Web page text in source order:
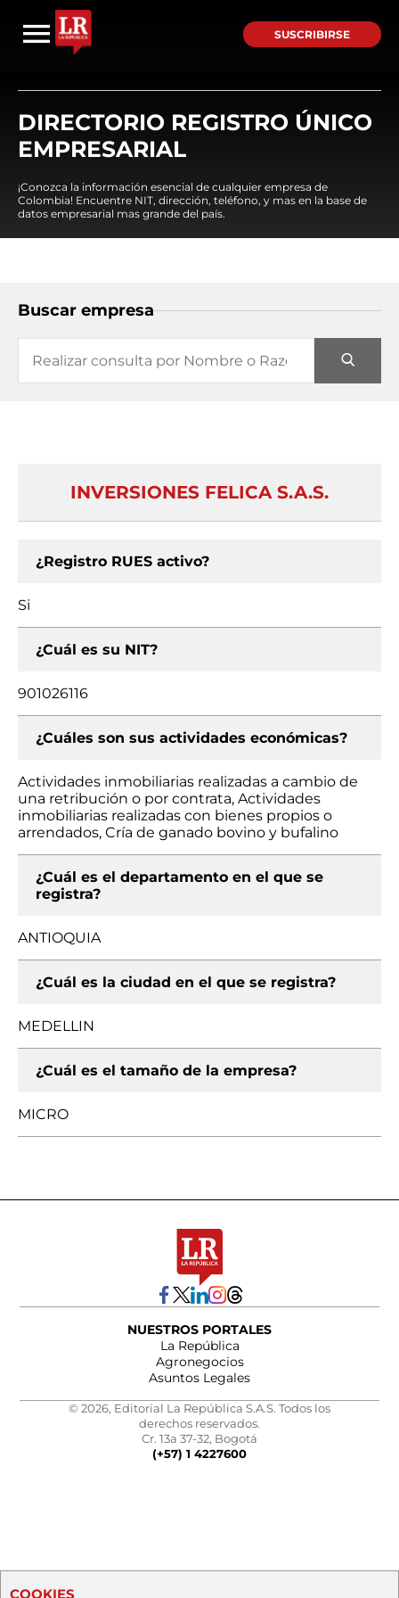
SUSCRIBIRSE
DIRECTORIO REGISTRO ÚNICO
EMPRESARIAL
¡Conozca la información esencial de cualquier empresa de
Colombia! Encuentre NIT, dirección, teléfono, y mas en la base de
datos empresarial mas grande del país.
Buscar empresa
INVERSIONES FELICA S.A.S.
¿Registro RUES activo?
Si
¿Cuál es su NIT?
901026116
¿Cuáles son sus actividades económicas?
Actividades inmobiliarias realizadas a cambio de
una retribución o por contrata, Actividades
inmobiliarias realizadas con bienes propios o
arrendados, Cría de ganado bovino y bufalino
¿Cuál es el departamento en el que se
registra?
ANTIOQUIA
¿Cuál es la ciudad en el que se registra?
MEDELLIN
¿Cuál es el tamaño de la empresa?
MICRO
NUESTROS PORTALES
La República
Agronegocios
Asuntos Legales
© 2026, Editorial La República S.A.S. Todos los
derechos reservados.
Cr. 13a 37-32, Bogotá
(+57) 1 4227600
COOKIES